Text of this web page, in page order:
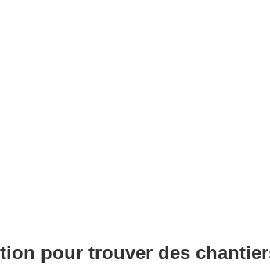
pour trouver des